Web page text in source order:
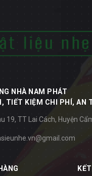
NHÀ NAM PHÁT
TIẾT KIỆM CHI PHÍ, AN
19, TT Lai Cách, Huyện